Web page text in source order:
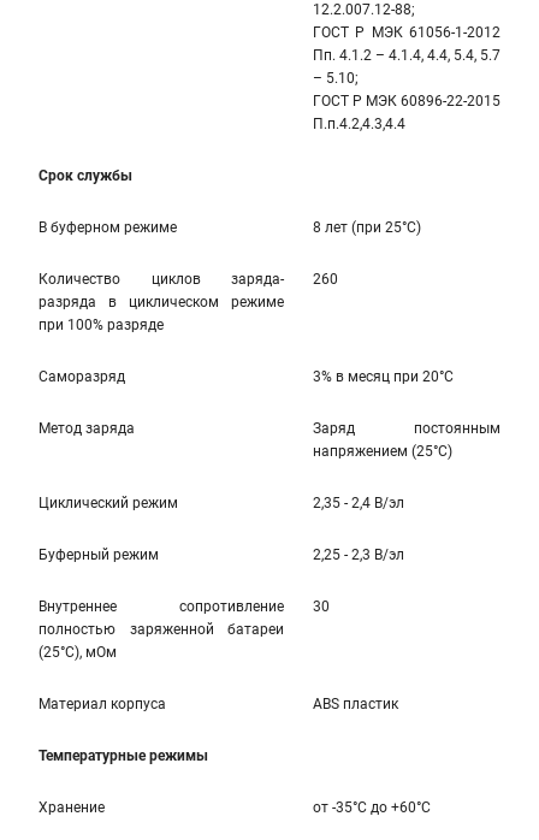
12.2.007.12-88;
ГОСТ Р МЭК 61056-1-2012
Пп. 4.1.2 – 4.1.4, 4.4, 5.4, 5.7
– 5.10;
ГОСТ Р МЭК 60896-22-2015
П.п.4.2,4.3,4.4
Срок службы
В буферном режиме 8 лет (при 25°С)
Количество циклов заряда-
разряда в циклическом режиме
при 100% разряде
260
Саморазряд 3% в месяц при 20°С
Метод заряда
Заряд постоянным
напряжением (25°С)
Циклический режим 2,35 - 2,4 В/эл
Буферный режим 2,25 - 2,3 В/эл
Внутреннее сопротивление
полностью заряженной батареи
(25°С), мОм
30
Материал корпуса ABS пластик
Температурные режимы
Хранение от -35°С до +60°С